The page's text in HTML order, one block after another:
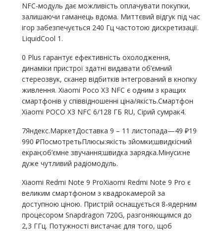
NFC-модуль дає можливість оплачувати покупки,
залишаючи гаманець вдома. Миттєвий відгук під час
ігор забезпечується 240 Гц частотою дискретизації.
LiquidCool 1.
0 Plus гарантує ефективність охолодження,
динаміки пристрої здатні видавати об’ємний
стереозвук, сканер відбитків інтегрований в кнопку
живлення. Xiaomi Poco X3 NFC є одним з кращих
смартфонів у співвідношенні ціна/якість.Смартфон
Xiaomi POCO X3 NFC 6/128 ГБ RU, Сірий сумрак4.
7Яндекс.МаркетДоставка 9 – 11 листопада—49 ₽19
990 ₽ПосмотретьПлюсы:якість зйомки;швидкісний
екран;об’ємне звучання;швидка зарядка.Мінуси:не
дуже чутливий радіомодуль.
Xiaomi Redmi Note 9 ProXiaomi Redmi Note 9 Pro є
великим смартфоном з квадрокамерой за
доступною ціною. Пристрій оснащується 8-ядерним
процесором Snapdragon 720G, разгоняющимся до
2,3 ГГц. Потужності вистачає для того, щоб